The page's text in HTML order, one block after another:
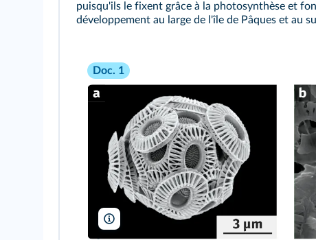
puisqu'ils le fixent grâce à la photosynthèse et
développement au large de l'île de Pâques et au
Doc. 1
Steve Gschmeissner/SPL/Biosphoto_L. Beaufort/